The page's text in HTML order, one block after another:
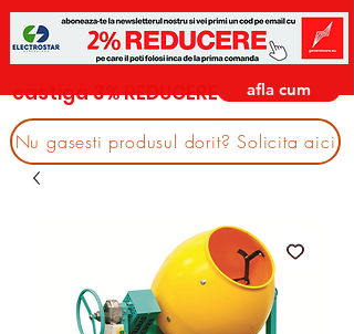
castiga 3% REDUCERE afla cum
Nu gasesti produsul dorit? Solicita aici